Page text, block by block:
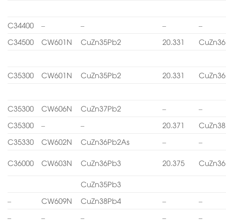
C34400 – – –
–
C34500
CW601N CuZn35Pb2 20.331
C35300 CW601N CuZn35Pb2 20.331
C35300 CW606N CuZn37Pb2 –
–
C35300
– – 20.371
C35330
CW602N CuZn36Pb2As – –
C36000 CW603N CuZn36Pb3 20.375
CuZn35Pb3
–
CW609N CuZn38Pb4 –
–
–
– – – –